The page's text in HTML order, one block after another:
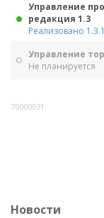
Управление
редакция 1.3
Реализовано
Управление
Не планируется
70000031
Новости